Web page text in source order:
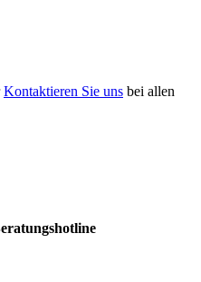
Kontaktieren Sie uns bei allen